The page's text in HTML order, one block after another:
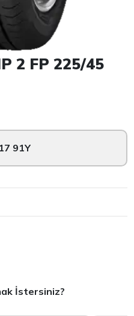
2 FP 225/45
91Y
İstersiniz?